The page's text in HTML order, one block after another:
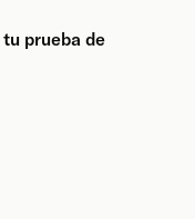
prueba de